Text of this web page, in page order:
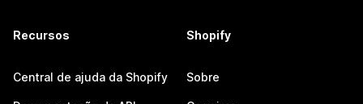
Recursos
Central de ajuda da Shopify
Shopify
Sobre